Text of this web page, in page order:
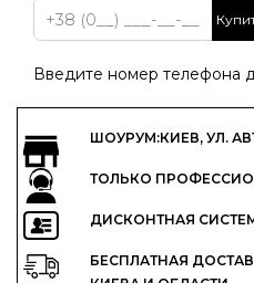
Введите номер телефона
ШОУРУМ:КИЕВ, УЛ.
ТОЛЬКО
ДИСКОНТНАЯ
БЕСПЛАТНАЯ